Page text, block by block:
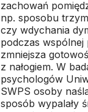
zachowań
np. sposobu
czy wdychania
podczas wspólnej
zmniejsza
z nałogiem. W
psychologów
SWPS osoby
sposób wypalały